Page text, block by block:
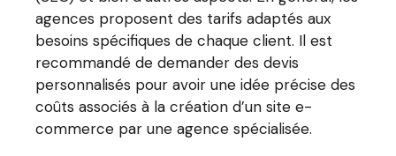
agences proposent des tarifs adaptés aux
besoins spécifiques de chaque client. Il est
recommandé de demander des devis
personnalisés pour avoir une idée précise des
coûts associés à la création d’un site e-
commerce par une agence spécialisée.